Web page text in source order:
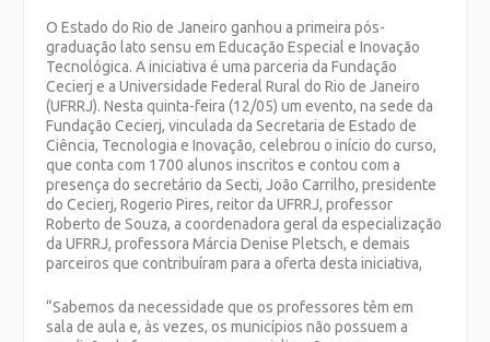
O Estado do Rio de Janeiro ganhou a primeira pós-
graduação lato sensu em Educação Especial e Inovação
Tecnológica. A iniciativa é uma parceria da Fundação
Cecierj e a Universidade Federal Rural do Rio de Janeiro
(UFRRJ). Nesta quinta-feira (12/05) um evento, na sede da
Fundação Cecierj, vinculada da Secretaria de Estado de
Ciência, Tecnologia e Inovação, celebrou o início do curso,
que conta com 1700 alunos inscritos e contou com a
presença do secretário da Secti, João Carrilho, presidente
do Cecierj, Rogerio Pires, reitor da UFRRJ, professor
Roberto de Souza, a coordenadora geral da especialização
da UFRRJ, professora Márcia Denise Pletsch, e demais
parceiros que contribuíram para a oferta desta iniciativa,
“Sabemos da necessidade que os professores têm em
sala de aula e, às vezes, os municípios não possuem a